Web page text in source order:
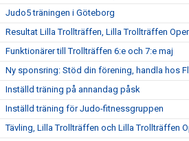
Judo5 träningen i Göteborg
Resultat Lilla Trollträffen, Lilla Trollträffen
Funktionärer till Trollträffen 6:e och 7:e maj
Ny sponsring: Stöd din förening, handla hos
Inställd träning på annandag påsk
Inställd träning för Judo-fitnessgruppen
Tävling, Lilla Trollträffen och Lilla Trollträffen